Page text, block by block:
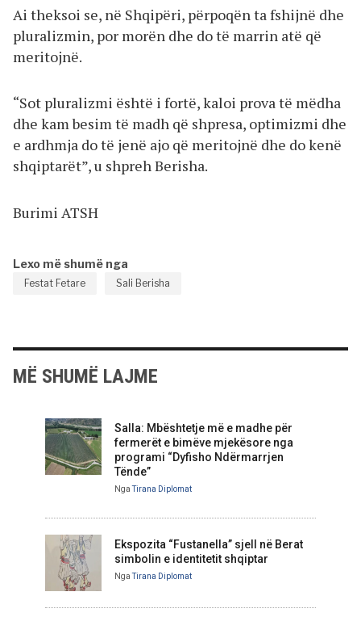
Ai theksoi se, në Shqipëri, përpoqën ta fshijnë dhe
pluralizmin, por morën dhe do të marrin atë që
meritojnë.
“Sot pluralizmi është i fortë, kaloi prova të mëdha
dhe kam besim të madh që shpresa, optimizmi dhe
e ardhmja do të jenë ajo që meritojnë dhe do kenë
shqiptarët”, u shpreh Berisha.
Burimi ATSH
Lexo më shumë nga
Festat Fetare Sali Berisha
MË SHUMË LAJME
Salla: Mbështetje më e madhe për
fermerët e bimëve mjekësore nga
programi “Dyfisho Ndërmarrjen
Tënde”
NgaTirana Diplomat
Ekspozita “Fustanella” sjell në Berat
simbolin e identitetit shqiptar
NgaTirana Diplomat